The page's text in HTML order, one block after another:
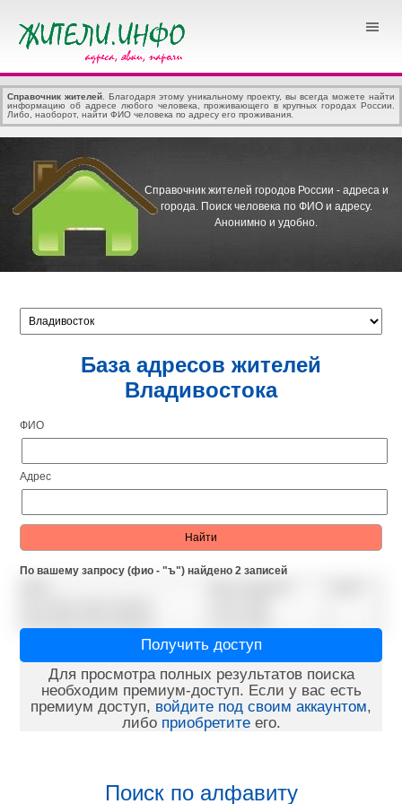
Справочник жителей . Благодаря этому уникальному проекту, вы всегда можете найти
информацию об адресе любого человека, проживающего в крупных городах России.
Либо, наоборот, найти ФИО человека по адресу его проживания.
Справочник жителей городов России - адреса и
города. Поиск человека по ФИО и адресу.
Анонимно и удобно.
База адресов жителей
Владивостока
ФИО
Адрес
По вашему запросу (фио - "ъ") найдено 2 записей
Получить доступ
Для просмотра полных результатов поиска
необходим премиум-доступ. Если у вас есть
премиум доступ, войдите под своим аккаунтом,
либо приобретитеего.
Поиск по алфавиту